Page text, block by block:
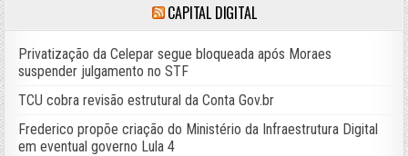
CAPITAL DIGITAL
Privatização da Celepar segue bloqueada após Moraes
suspender julgamento no STF
TCU cobra revisão estrutural da Conta Gov.br
Frederico propõe criação do Ministério da Infraestrutura Digital
em eventual governo Lula 4